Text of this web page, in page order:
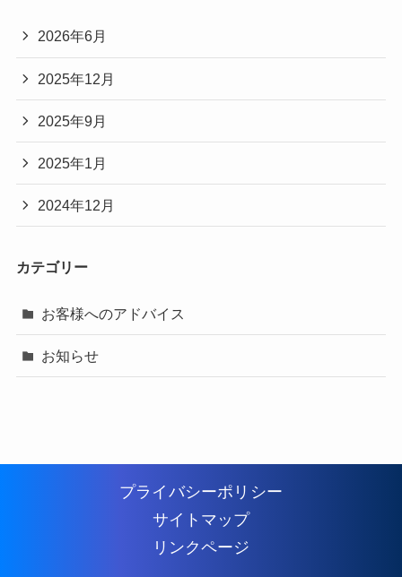
2026年6月
2025年12月
2025年9月
2025年1月
2024年12月
カテゴリー
お客様へのアドバイス
お知らせ
プライバシーポリシー
サイトマップ
リンクページ